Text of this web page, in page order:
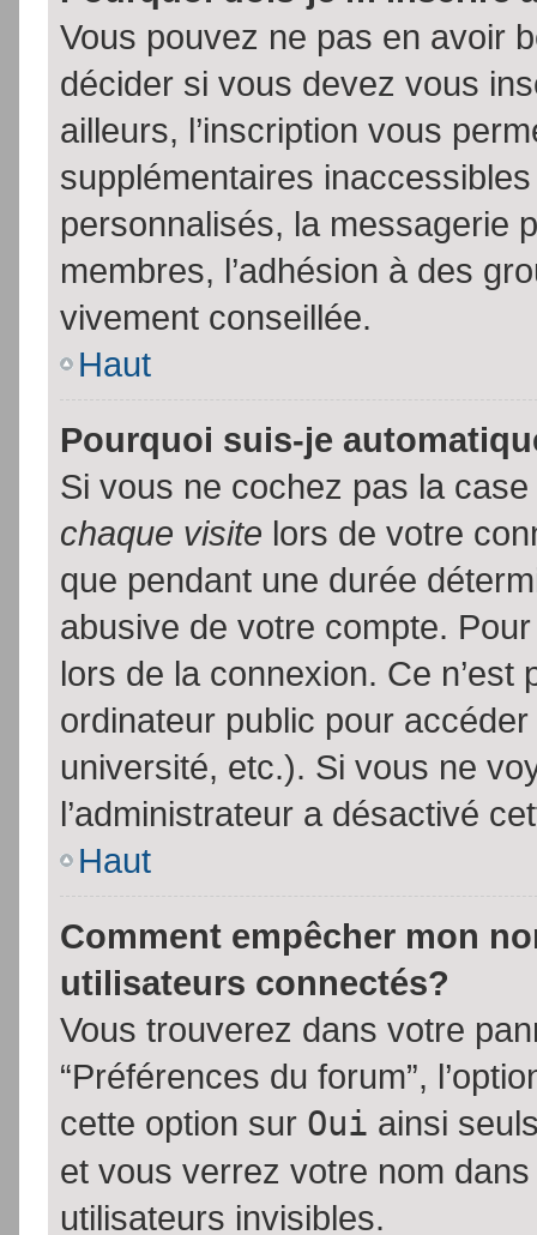
Vous pouvez ne pas en avoir
décider si vous devez vous
ailleurs, l’inscription vous
supplémentaires
personnalisés, la messagerie
membres, l’adhésion à des
vivement conseillée.
Haut
Pourquoi suis-je
Si vous ne cochez pas la case
chaque visite lors de votre
que pendant une durée
abusive de votre compte.
lors de la connexion. Ce
ordinateur public pour
université, etc.). Si vous ne
l’administrateur a désactivé
Haut
Comment empêcher mon
utilisateurs connectés?
Vous trouverez dans votre
“Préférences du forum”,
cette option sur Oui ainsi
et vous verrez votre nom
utilisateurs invisibles.